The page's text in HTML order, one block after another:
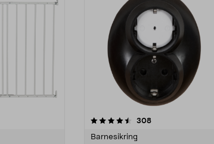
308anmeldelser
Barnesikring
4.5 av 5 stjerner